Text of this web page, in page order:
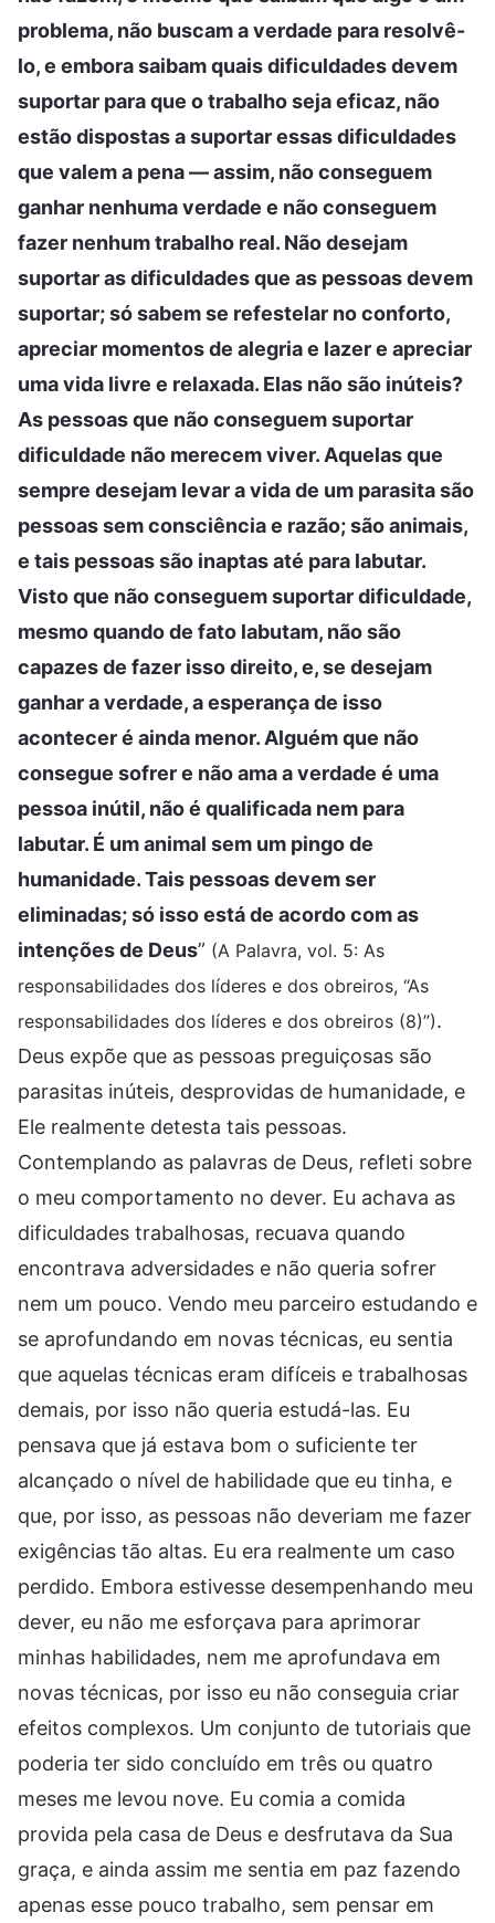
problema, não buscam a verdade para resolvê-
lo, e embora saibam quais dificuldades devem
suportar para que o trabalho seja eficaz, não
estão dispostas a suportar essas dificuldades
que valem a pena — assim, não conseguem
ganhar nenhuma verdade e não conseguem
fazer nenhum trabalho real. Não desejam
suportar as dificuldades que as pessoas devem
suportar; só sabem se refestelar no conforto,
apreciar momentos de alegria e lazer e apreciar
uma vida livre e relaxada. Elas não são inúteis?
As pessoas que não conseguem suportar
dificuldade não merecem viver. Aquelas que
sempre desejam levar a vida de um parasita são
pessoas sem consciência e razão; são animais,
e tais pessoas são inaptas até para labutar.
Visto que não conseguem suportar dificuldade,
mesmo quando de fato labutam, não são
capazes de fazer isso direito, e, se desejam
ganhar a verdade, a esperança de isso
acontecer é ainda menor. Alguém que não
consegue sofrer e não ama a verdade é uma
pessoa inútil, não é qualificada nem para
labutar. É um animal sem um pingo de
humanidade. Tais pessoas devem ser
eliminadas; só isso está de acordo com as
intenções de Deus” (A Palavra, vol. 5: As
responsabilidades dos líderes e dos obreiros, “As
responsabilidades dos líderes e dos obreiros (8)”).
Deus expõe que as pessoas preguiçosas são
parasitas inúteis, desprovidas de humanidade, e
Ele realmente detesta tais pessoas.
Contemplando as palavras de Deus, refleti sobre
o meu comportamento no dever. Eu achava as
dificuldades trabalhosas, recuava quando
encontrava adversidades e não queria sofrer
nem um pouco. Vendo meu parceiro estudando e
se aprofundando em novas técnicas, eu sentia
que aquelas técnicas eram difíceis e trabalhosas
demais, por isso não queria estudá-las. Eu
pensava que já estava bom o suficiente ter
alcançado o nível de habilidade que eu tinha, e
que, por isso, as pessoas não deveriam me fazer
exigências tão altas. Eu era realmente um caso
perdido. Embora estivesse desempenhando meu
dever, eu não me esforçava para aprimorar
minhas habilidades, nem me aprofundava em
novas técnicas, por isso eu não conseguia criar
efeitos complexos. Um conjunto de tutoriais que
poderia ter sido concluído em três ou quatro
meses me levou nove. Eu comia a comida
provida pela casa de Deus e desfrutava da Sua
graça, e ainda assim me sentia em paz fazendo
apenas esse pouco trabalho, sem pensar em